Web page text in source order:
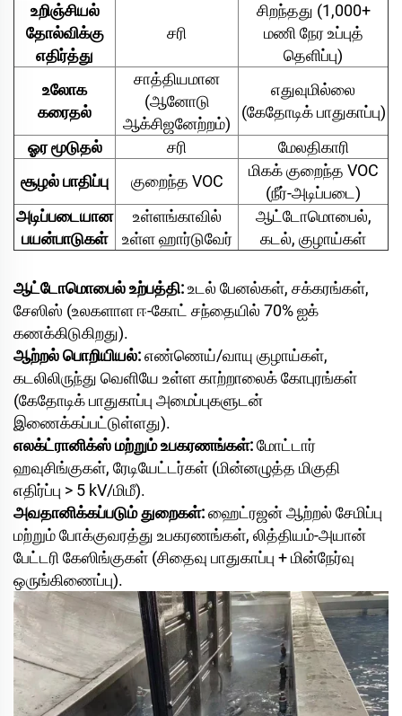
உறிஞ்சியல்
தோல்விக்கு
எதிர்த்து
சரி
சிறந்தது (1,000+
மணி நேர உப்புத்
தெளிப்பு)
உலோக
கரைதல்
சாத்தியமான
(ஆனோடு
ஆக்சிஜனேற்றம்)
எதுவுமில்லை
(கேதோடிக் பாதுகாப்பு)
ஓர மூடுதல்
சரி
மேலதிகாரி
சூழல் பாதிப்பு
குறைந்த VOC
மிகக் குறைந்த VOC
(நீர்-அடிப்படை)
அடிப்படையான
பயன்பாடுகள்
உள்ளங்காவில்
உள்ள ஹார்டுவேர்
ஆட்டோமொபைல்,
கடல், குழாய்கள்
ஆட்டோமொபைல் உற்பத்தி:உடல் பேனல்கள், சக்கரங்கள்,
சேஸிஸ் (உலகளாள ஈ-கோட் சந்தையில் 70% ஐக்
கணக்கிடுகிறது).
ஆற்றல் பொறியியல்:எண்ணெய்/வாயு குழாய்கள்,
கடலிலிருந்து வெளியே உள்ள காற்றாலைக் கோபுரங்கள்
(கேதோடிக் பாதுகாப்பு அமைப்புகளுடன்
இணைக்கப்பட்டுள்ளது).
எலக்ட்ரானிக்ஸ் மற்றும் உபகரணங்கள்:மோட்டார்
ஹவுசிங்குகள், ரேடியேட்டர்கள் (மின்னழுத்த மிகுதி
எதிர்ப்பு > 5 kV/மிமீ).
அவதானிக்கப்படும் துறைகள்:ஹைட்ரஜன் ஆற்றல் சேமிப்பு
மற்றும் போக்குவரத்து உபகரணங்கள், லித்தியம்-அயான்
பேட்டரி கேஸிங்குகள் (சிதைவு பாதுகாப்பு + மின்நேர்வு
ஒருங்கிணைப்பு).